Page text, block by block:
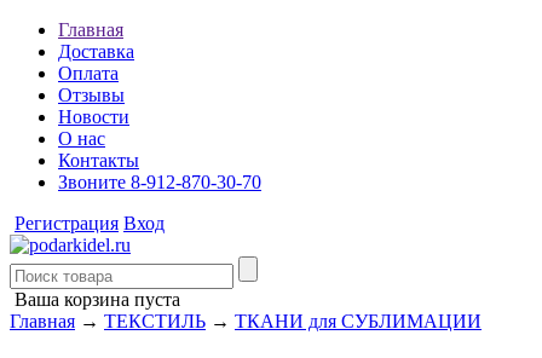
Главная
Доставка
Оплата
Отзывы
Новости
О нас
Контакты
Звоните 8-912-870-30-70
Регистрация Вход
Ваша корзина пуста
Главная → ТЕКСТИЛЬ → ТКАНИ для СУБЛИМАЦИИ